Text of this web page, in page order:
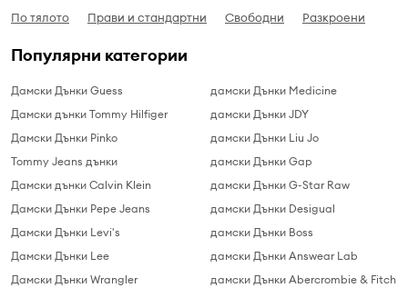
По тялото Прави и стандартни Свободни Разкроени
Популярни категории
Дамски Дънки Guess
Дамски дънки Tommy Hilfiger
Дамски Дънки Pinko
Tommy Jeans дънки
Дамски дънки Calvin Klein
Дамски Дънки Pepe Jeans
Дамски Дънки Levi's
Дамски Дънки Lee
Дамски Дънки Wrangler
дамски Дънки Medicine
дамски Дънки JDY
дамски Дънки Liu Jo
дамски Дънки Gap
дамски Дънки G-Star Raw
дамски Дънки Desigual
дамски Дънки Boss
дамски Дънки Answear Lab
дамски Дънки Abercrombie & Fitch